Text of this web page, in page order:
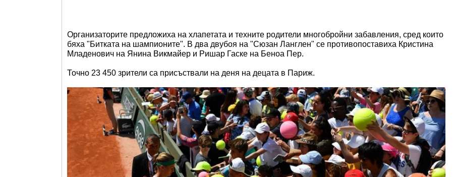
Организаторите предложиха на хлапетата и техните родители многобройни забавления, сред които
бяха "Битката на шампионите". В два двубоя на "Сюзан Ланглен" се противопоставиха Кристина
Младенович на Янина Викмайер и Ришар Гаске на Беноа Пер.
Точно 23 450 зрители са присъствали на деня на децата в Париж.